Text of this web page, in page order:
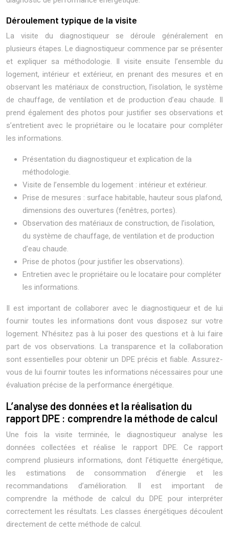
Déroulement typique de la visite
La visite du diagnostiqueur se déroule généralement en
plusieurs étapes. Le diagnostiqueur commence par se présenter
et expliquer sa méthodologie. Il visite ensuite l’ensemble du
logement, intérieur et extérieur, en prenant des mesures et en
observant les matériaux de construction, l’isolation, le système
de chauffage, de ventilation et de production d’eau chaude. Il
prend également des photos pour justifier ses observations et
s’entretient avec le propriétaire ou le locataire pour compléter
les informations.
Présentation du diagnostiqueur et explication de la
méthodologie.
Visite de l’ensemble du logement : intérieur et extérieur.
Prise de mesures : surface habitable, hauteur sous plafond,
dimensions des ouvertures (fenêtres, portes).
Observation des matériaux de construction, de l’isolation,
du système de chauffage, de ventilation et de production
d’eau chaude.
Prise de photos (pour justifier les observations).
Entretien avec le propriétaire ou le locataire pour compléter
les informations.
Il est important de collaborer avec le diagnostiqueur et de lui
fournir toutes les informations dont vous disposez sur votre
logement. N’hésitez pas à lui poser des questions et à lui faire
part de vos observations. La transparence et la collaboration
sont essentielles pour obtenir un DPE précis et fiable. Assurez-
vous de lui fournir toutes les informations nécessaires pour une
évaluation précise de la performance énergétique.
L’analyse des données et la réalisation du
rapport DPE : comprendre la méthode de calcul
Une fois la visite terminée, le diagnostiqueur analyse les
données collectées et réalise le rapport DPE. Ce rapport
comprend plusieurs informations, dont l’étiquette énergétique,
les estimations de consommation d’énergie et les
recommandations d’amélioration. Il est important de
comprendre la méthode de calcul du DPE pour interpréter
correctement les résultats. Les classes énergétiques découlent
directement de cette méthode de calcul.